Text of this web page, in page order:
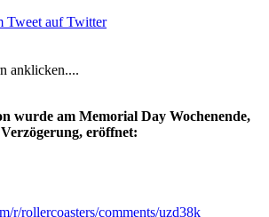
Tweet auf Twitter
anklicken....
wurde am Memorial Day Wochenende,
eröffnet:
r/rollercoasters/comments/uzd38k